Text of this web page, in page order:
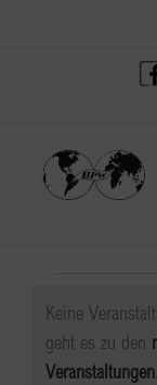
für
Hinweis
Keine
geht es zu den
Veranstaltungen.